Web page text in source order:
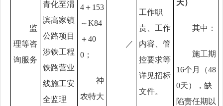
监
理等咨
询服务
青化至渭
滨高家镇
公路项目
涉铁工程
铁路营业
线施工安
全监理
4＋153
～K84
＋40
0；
神
农特大
／
工作职
责、工作
内容、管
控要求等
详见招标
文件。
天）
其中：
施工期
16个月 （48
0天）， 缺
陷责任期 以